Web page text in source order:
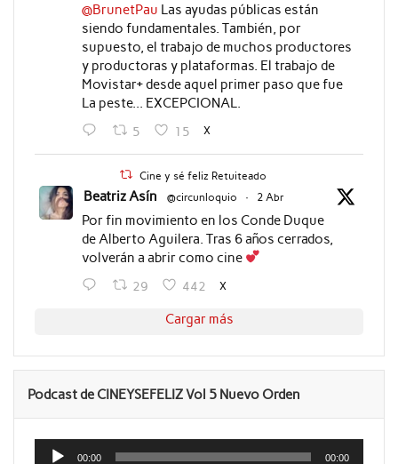
@BrunetPau Las ayudas públicas están
siendo fundamentales. También, por
supuesto, el trabajo de muchos productores
y productoras y plataformas. El trabajo de
Movistar+ desde aquel primer paso que fue
La peste... EXCEPCIONAL.
5 15 X
Cine y sé feliz Retuiteado
Beatriz Asín @circunloquio · 2 Abr
Por fin movimiento en los Conde Duque
de Alberto Aguilera. Tras 6 años cerrados,
volverán a abrir como cine
29 442 X
Cargar más
Podcast de CINEYSEFELIZ Vol 5 Nuevo Orden
Reproductor
00:00 00:00